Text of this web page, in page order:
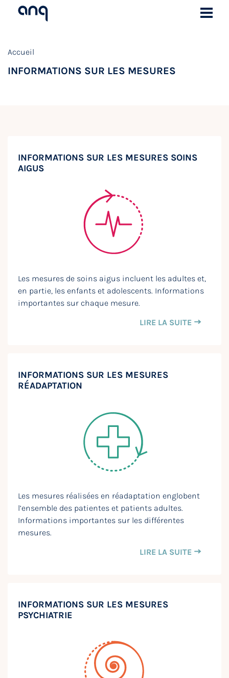
Accueil
INFORMATIONS SUR LES MESURES
INFORMATIONS SUR LES MESURES SOINS
AIGUS
Les mesures de soins aigus incluent les adultes et,
en partie, les enfants et adolescents. Informations
importantes sur chaque mesure.
LIRE LA SUITE
INFORMATIONS SUR LES MESURES
RÉADAPTATION
Les mesures réalisées en réadaptation englobent
l’ensemble des patientes et patients adultes.
Informations importantes sur les différentes
mesures.
LIRE LA SUITE
INFORMATIONS SUR LES MESURES
PSYCHIATRIE